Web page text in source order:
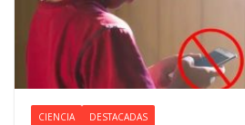
CIENCIA DESTACADAS